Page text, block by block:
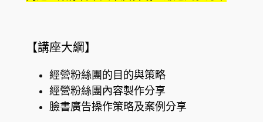
【講座大綱】
經營粉絲團的目的與策略
經營粉絲團內容製作分享
臉書廣告操作策略及案例分享